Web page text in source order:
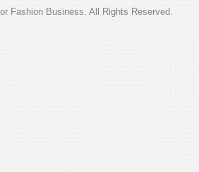
Fashion Business. All Rights Reserved.